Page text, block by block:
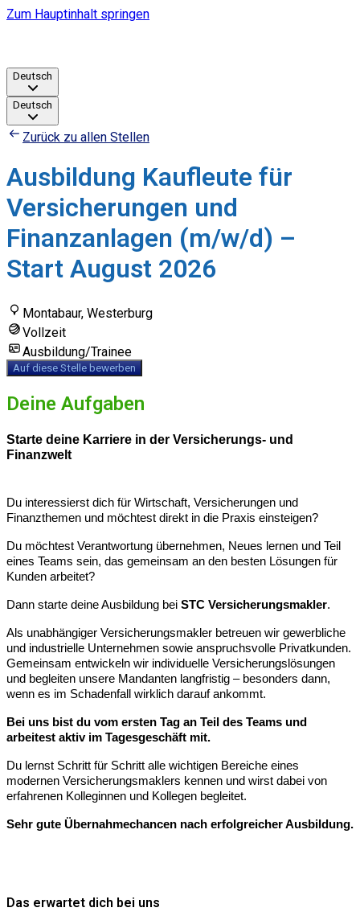
Zum Hauptinhalt springen
Deutsch
Deutsch
Zurück zu allen Stellen
Ausbildung Kaufleute für
Versicherungen und
Finanzanlagen (m/w/d) –
Start August 2026
Montabaur, Westerburg
Vollzeit
Ausbildung/Trainee
Auf diese Stelle bewerben
Deine Aufgaben
Starte deine Karriere in der Versicherungs- und
Finanzwelt
Du interessierst dich für Wirtschaft, Versicherungen und
Finanzthemen und möchtest direkt in die Praxis einsteigen?
Du möchtest Verantwortung übernehmen, Neues lernen und Teil
eines Teams sein, das gemeinsam an den besten Lösungen für
Kunden arbeitet?
Dann starte deine Ausbildung bei STC Versicherungsmakler.
Als unabhängiger Versicherungsmakler betreuen wir gewerbliche
und industrielle Unternehmen sowie anspruchsvolle Privatkunden.
Gemeinsam entwickeln wir individuelle Versicherungslösungen
und begleiten unsere Mandanten langfristig – besonders dann,
wenn es im Schadenfall wirklich darauf ankommt.
Bei uns bist du vom ersten Tag an Teil des Teams und
arbeitest aktiv im Tagesgeschäft mit.
Du lernst Schritt für Schritt alle wichtigen Bereiche eines
modernen Versicherungsmaklers kennen und wirst dabei von
erfahrenen Kolleginnen und Kollegen begleitet.
Sehr gute Übernahmechancen nach erfolgreicher Ausbildung.
Das erwartet dich bei uns